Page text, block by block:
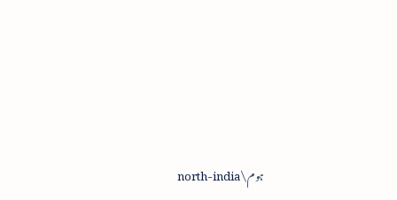
ہوم north-india